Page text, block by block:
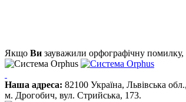
Якщо Ви зауважили орфографічну помилку,
Наша адреса: 82100 Україна, Львівська обл.,
м. Дрогобич, вул. Стрийська, 173.